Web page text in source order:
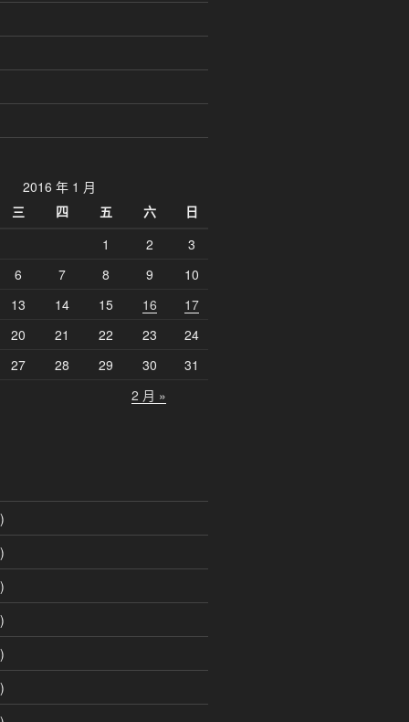
2016 年 1 月
三 四 五 六
日
1
2
3
6 7 8 9
10
13 14 15 16
17
20 21 22 23
24
27 28 29 30
31
2 月 »